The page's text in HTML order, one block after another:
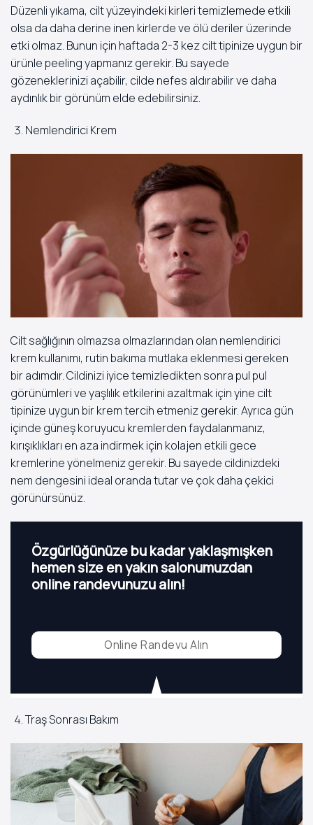
Düzenli yıkama, cilt yüzeyindeki kirleri temizlemede etkili
olsa da daha derine inen kirlerde ve ölü deriler üzerinde
etki olmaz. Bunun için haftada 2-3 kez cilt tipinize uygun bir
ürünle peeling yapmanız gerekir. Bu sayede
gözeneklerinizi açabilir, cilde nefes aldırabilir ve daha
aydınlık bir görünüm elde edebilirsiniz.
Nemlendirici Krem
Cilt sağlığının olmazsa olmazlarından olan nemlendirici
krem kullanımı, rutin bakıma mutlaka eklenmesi gereken
bir adımdır. Cildinizi iyice temizledikten sonra pul pul
görünümleri ve yaşlılık etkilerini azaltmak için yine cilt
tipinize uygun bir krem tercih etmeniz gerekir. Ayrıca gün
içinde güneş koruyucu kremlerden faydalanmanız,
kırışıklıkları en aza indirmek için kolajen etkili gece
kremlerine yönelmeniz gerekir. Bu sayede cildinizdeki
nem dengesini ideal oranda tutar ve çok daha çekici
görünürsünüz.
Özgürlüğünüze bu kadar yaklaşmışken
hemen size en yakın salonumuzdan
online randevunuzu alın!
Online Randevu Alın
Traş Sonrası Bakım